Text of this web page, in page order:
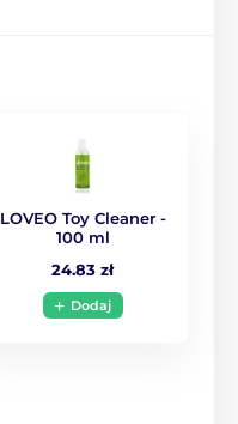
LOVEO Toy Cleaner -
100 ml
24.83 zł
Dodaj